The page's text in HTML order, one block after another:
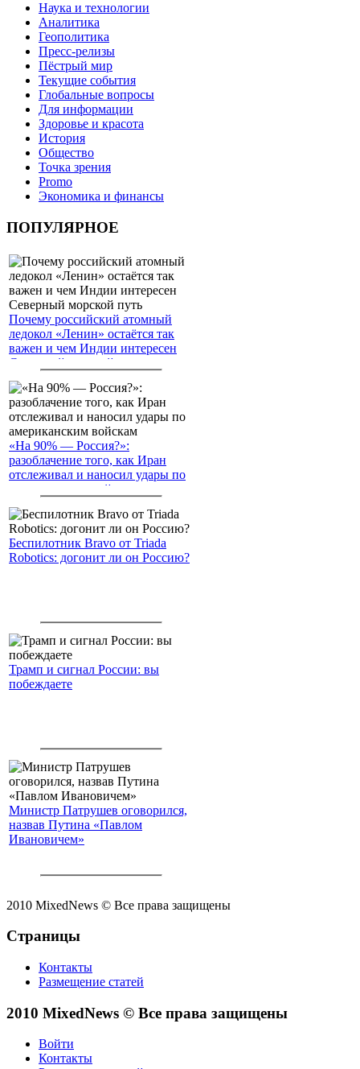
Наука и технологии
Аналитика
Геополитика
Пресс-релизы
Пёстрый мир
Текущие события
Глобальные вопросы
Для информации
Здоровье и красота
История
Общество
Точка зрения
Promo
Экономика и финансы
ПОПУЛЯРНОЕ
Почему российский атомный
ледокол «Ленин» остаётся так
важен и чем Индии интересен
Северный морской путь
«На 90% — Россия?»:
разоблачение того, как Иран
отслеживал и наносил удары по
американским войскам
Беспилотник Bravo от Triada
Robotics: догонит ли он Россию?
Трамп и сигнал России: вы
побеждаете
Министр Патрушев оговорился,
назвав Путина «Павлом
Ивановичем»
2010 MixedNews © Все права защищены
Страницы
Контакты
Размещение статей
2010 MixedNews © Все права защищены
Войти
Контакты